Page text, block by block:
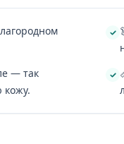
— так
кожу.